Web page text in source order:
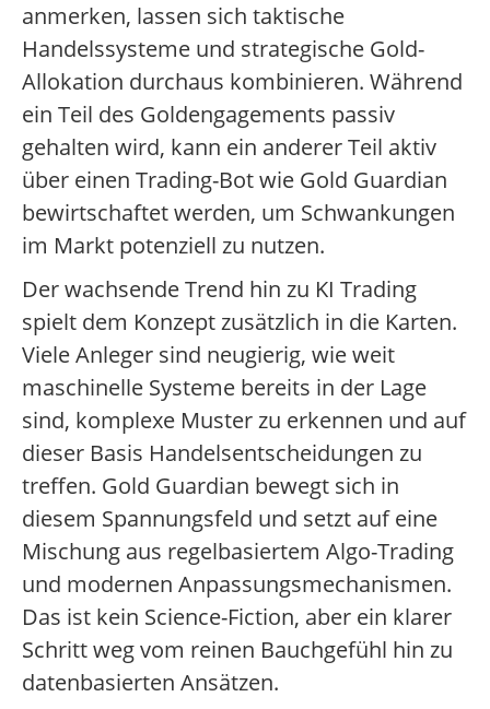
anmerken, lassen sich taktische
Handelssysteme und strategische Gold-
Allokation durchaus kombinieren. Während
ein Teil des Goldengagements passiv
gehalten wird, kann ein anderer Teil aktiv
über einen Trading-Bot wie Gold Guardian
bewirtschaftet werden, um Schwankungen
im Markt potenziell zu nutzen.
Der wachsende Trend hin zu KI Trading
spielt dem Konzept zusätzlich in die Karten.
Viele Anleger sind neugierig, wie weit
maschinelle Systeme bereits in der Lage
sind, komplexe Muster zu erkennen und auf
dieser Basis Handelsentscheidungen zu
treffen. Gold Guardian bewegt sich in
diesem Spannungsfeld und setzt auf eine
Mischung aus regelbasiertem Algo-Trading
und modernen Anpassungsmechanismen.
Das ist kein Science-Fiction, aber ein klarer
Schritt weg vom reinen Bauchgefühl hin zu
datenbasierten Ansätzen.